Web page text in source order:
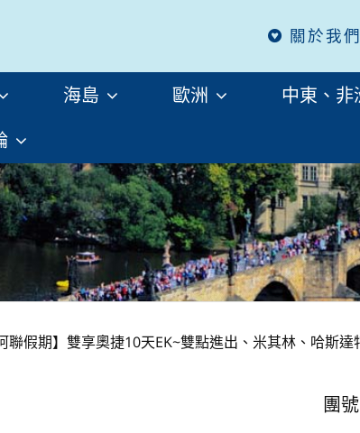
關於我們
海島 歐洲 中東、非
阿聯假期】雙享奧捷10天EK~雙點進出、米其林、哈斯
團